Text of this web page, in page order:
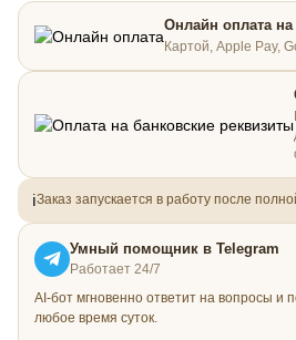
Онлайн оплата на
Картой, Apple Pay,
ℹ️Заказ запускается в работу после
Умный помощник в Telegram
Работает 24/7
AI-бот мгновенно ответит на вопросы и
любое время суток.